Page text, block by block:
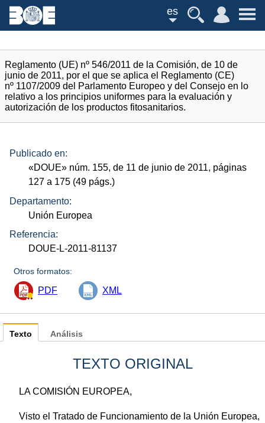
es
Reglamento (UE) nº 546/2011 de la Comisión, de 10 de
junio de 2011, por el que se aplica el Reglamento (CE)
nº 1107/2009 del Parlamento Europeo y del Consejo en lo
relativo a los principios uniformes para la evaluación y
autorización de los productos fitosanitarios.
Publicado en:
«DOUE» núm. 155, de 11 de junio de 2011, páginas
127 a 175 (49 págs.)
Departamento:
Unión Europea
Referencia:
DOUE-L-2011-81137
Otros formatos:
PDF XML
Texto
TEXTO ORIGINAL
LA COMISIÓN EUROPEA,
Visto el Tratado de Funcionamiento de la Unión Europea,
Análisis